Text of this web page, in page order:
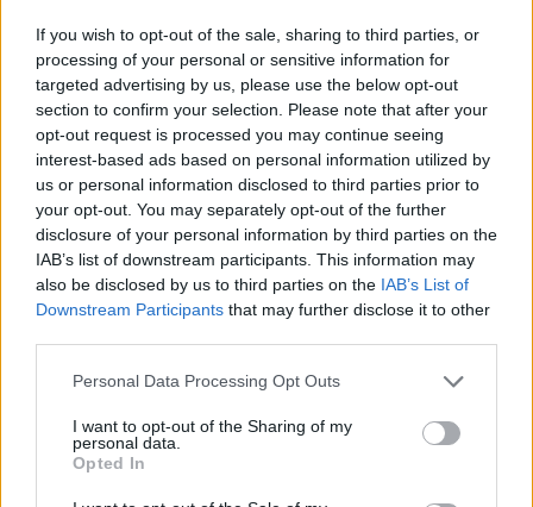
If you wish to opt-out of the sale, sharing to third parties, or
processing of your personal or sensitive information for
targeted advertising by us, please use the below opt-out
section to confirm your selection. Please note that after your
opt-out request is processed you may continue seeing
interest-based ads based on personal information utilized by
us or personal information disclosed to third parties prior to
your opt-out. You may separately opt-out of the further
disclosure of your personal information by third parties on the
IAB’s list of downstream participants. This information may
also be disclosed by us to third parties on the IAB’s List of
Downstream Participants that may further disclose it to other
Please note that this website/app uses one or more Google
not limited to your visit or usage behaviour. You may click to
grant or deny consent to Google and its third-party tags to
use your data for below specified purposes in below Google
consent section.
Personal Data Processing Opt Outs
I want to opt-out of the Sharing of my
personal data.
Opted In
ISKOLAI FELELET ÉRDEMJEGY ELŐREJELZŐ
KALKULÁTOR
KISZÁMOLOM!
Lehet hogy ezek is
tetszenének: